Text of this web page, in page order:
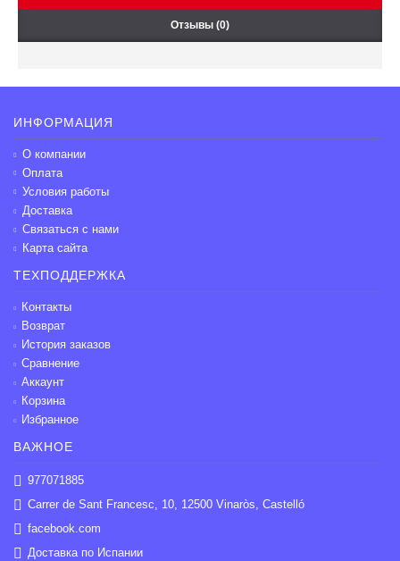
Отзывы (0)
ИНФОРМАЦИЯ
О компании
Оплата
Условия работы
Доставка
Связаться с нами
Карта сайта
ТЕХПОДДЕРЖКА
Контакты
Возврат
История заказов
Сравнение
Аккаунт
Корзина
Избранное
ВАЖНОЕ
977071885
Carrer de Sant Francesc, 10, 12500 Vinaròs, Castelló
facebook.com
Доставка по Испании